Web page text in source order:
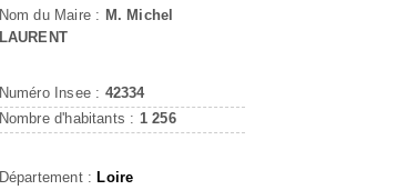
Nom du Maire : M. Michel
LAURENT
Numéro Insee : 42334
Nombre d'habitants : 1 256
Département : Loire